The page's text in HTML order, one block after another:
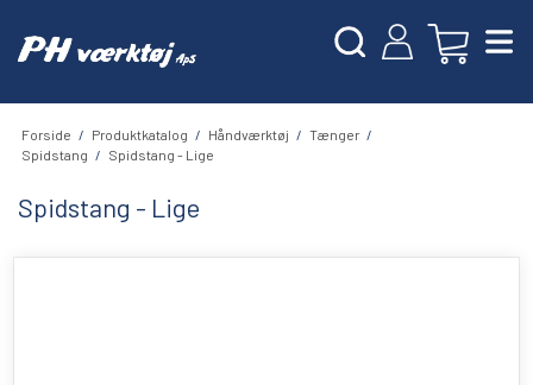
Forside / Produktkatalog / Håndværktøj / Tænger /
Spidstang / Spidstang - Lige
Spidstang - Lige